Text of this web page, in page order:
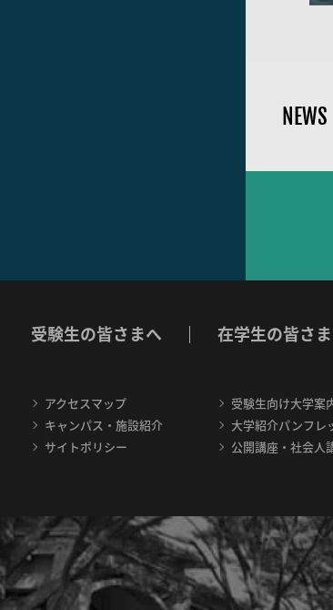
NEWS
受験生の皆さまへ 在学生の皆さ
アクセスマップ
キャンパス・施設紹介
サイトポリシー
受験生向け大学案
大学紹介パンフレ
公開講座・社会人